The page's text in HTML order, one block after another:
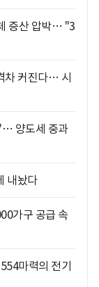
증산 압박… "3
차 커진다… 시
양도세 중과
내놨다
가구 공급 속
마력의 전기